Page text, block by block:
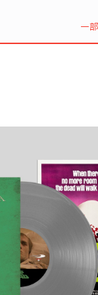
一